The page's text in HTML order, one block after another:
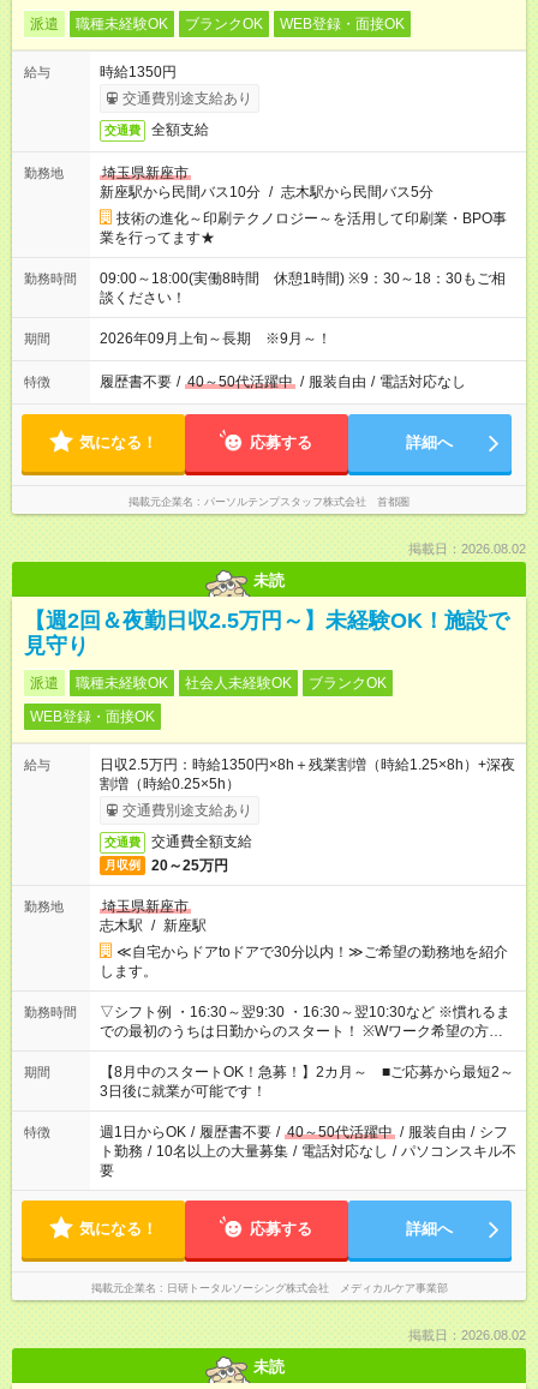
派遣 職種未経験OK ブランクOK WEB登録・面接OK
給与
時給1350円
交通費別途支給あり
交通費 全額支給
勤務地
埼玉県新座市
新座駅から民間バス10分 / 志木駅から民間バス5分
技術の進化～印刷テクノロジー～を活用して印刷業・BPO事
業を行ってます★
勤務時間
09:00～18:00(実働8時間 休憩1時間) ※9：30～18：30もご相
談ください！
期間 2026年09月上旬～長期 ※9月～！
特徴 履歴書不要 / 40～50代活躍中 / 服装自由 / 電話対応なし
気になる！ 応募する 詳細へ
掲載元企業名 パーソルテンプスタッフ株式会社 首都圏
掲載日：2026.08.02
未読
【週2回＆夜勤日収2.5万円～】未経験OK！施設で
見守り
派遣 職種未経験OK 社会人未経験OK
ブランクOK
WEB登録・面接OK
給与
日収2.5万円：時給1350円×8h＋残業割増（時給1.25×8h）+深夜
割増（時給0.25×5h）
交通費別途支給あり
交通費 交通費全額支給
月収例 20～25万円
勤務地
埼玉県新座市
志木駅 / 新座駅
≪自宅からドアtoドアで30分以内！≫ご希望の勤務地を紹介
します。
勤務時間
▽シフト例 ・16:30～翌9:30 ・16:30～翌10:30など ※慣れるま
での最初のうちは日勤からのスタート！ ※Wワーク希望の方へ
今ご覧のお仕事で希望する勤務時間と、もう1つのお仕事の勤務
時間。 合計で週40時間を超える場合は応募できません。
期間
【8月中のスタートOK！急募！】2カ月～ ■ご応募から最短2～
3日後に就業が可能です！
特徴 週1日からOK / 履歴書不要 / 40～50代活躍中 / 服装自由 / シフ
ト勤務 / 10名以上の大量募集 / 電話対応なし / パソコンスキル不
要
気になる！ 応募する 詳細へ
掲載元企業名 日研トータルソーシング株式会社 メディカルケア事業部
掲載日：2026.08.02
未読